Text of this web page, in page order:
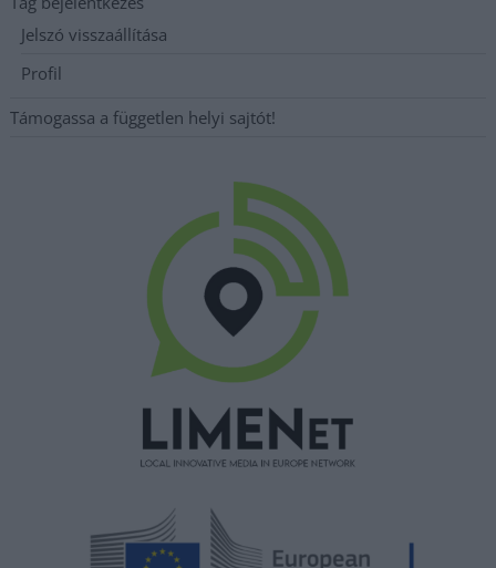
Jelszó visszaállítása
Profil
Támogassa a független helyi sajtót!